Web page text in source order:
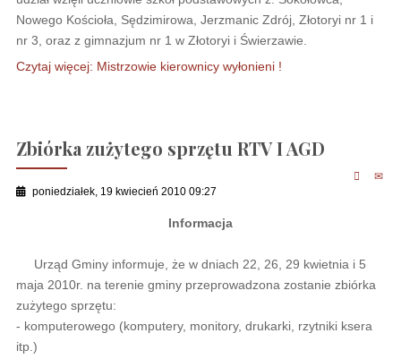
Nowego Kościoła, Sędzimirowa, Jerzmanic Zdrój, Złotoryi nr 1 i
nr 3, oraz z gimnazjum nr 1 w Złotoryi i Świerzawie.
Czytaj więcej: Mistrzowie kierownicy wyłonieni !
Zbiórka zużytego sprzętu RTV I AGD
poniedziałek, 19 kwiecień 2010 09:27
Informacja
Urząd Gminy informuje, że w dniach 22, 26, 29 kwietnia i 5
maja 2010r. na terenie gminy przeprowadzona zostanie zbiórka
zużytego sprzętu:
- komputerowego (komputery, monitory, drukarki, rzytniki ksera
itp.)